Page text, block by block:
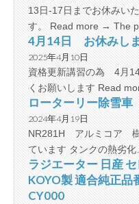
13日-17日までお休みい
す。 Read more → The
4月14日 お休みしま
2025年4月10日
資格更新講習の為 4月
くお願いします Read
ローターリー除雪
2024年4月19日
NR281H アルミコア 樹
ています タンクの熱劣
ラジエーター 日産
KOYO製 適合純正
CY000